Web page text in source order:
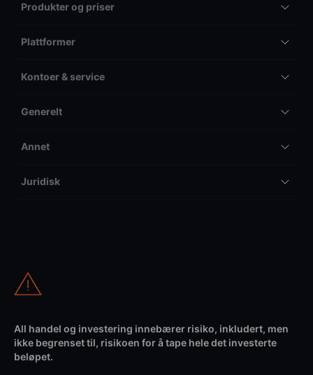
Produkter og priser
Plattformer
Kontoer & service
Generelt
Annet
Juridisk
All handel og investering innebærer risiko, inkludert, men
ikke begrenset til, risikoen for å tape hele det investerte
beløpet.